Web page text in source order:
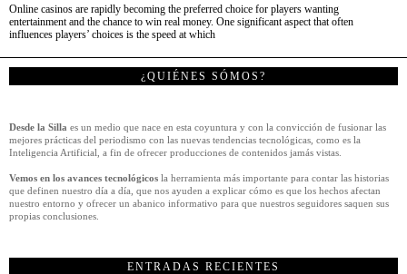
Online casinos are rapidly becoming the preferred choice for players wanting
entertainment and the chance to win real money. One significant aspect that often
influences players’ choices is the speed at which
¿QUIÉNES SÓMOS?
Desde la Silla es un medio que nace en esta coyuntura y con la convicción de fusionar las
mejores prácticas del periodismo con las nuevas tendencias tecnológicas, como es la
Inteligencia Artificial, a fin de ofrecer producciones de contenidos jamás vistas.
Vemos en los avances tecnológicos la herramienta más importante para contar las historias
que definen nuestro día a día, que nos ayuden a explicar cómo es que los hechos afectan
nuestro entorno y ofrecer un abanico informativo para que nuestros seguidores saquen sus
propias conclusiones.
ENTRADAS RECIENTES